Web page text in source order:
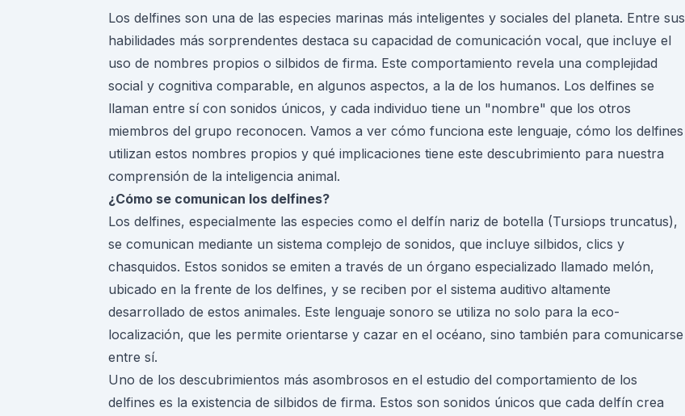
Los delfines son una de las especies marinas más inteligentes y sociales del planeta. Entre sus
habilidades más sorprendentes destaca su capacidad de comunicación vocal, que incluye el
uso de nombres propios o silbidos de firma. Este comportamiento revela una complejidad
social y cognitiva comparable, en algunos aspectos, a la de los humanos. Los delfines se
llaman entre sí con sonidos únicos, y cada individuo tiene un "nombre" que los otros
miembros del grupo reconocen. Vamos a ver cómo funciona este lenguaje, cómo los delfines
utilizan estos nombres propios y qué implicaciones tiene este descubrimiento para nuestra
comprensión de la inteligencia animal.
¿Cómo se comunican los delfines?
Los delfines, especialmente las especies como el delfín nariz de botella (Tursiops truncatus),
se comunican mediante un sistema complejo de sonidos, que incluye silbidos, clics y
chasquidos. Estos sonidos se emiten a través de un órgano especializado llamado melón,
ubicado en la frente de los delfines, y se reciben por el sistema auditivo altamente
desarrollado de estos animales. Este lenguaje sonoro se utiliza no solo para la eco-
localización, que les permite orientarse y cazar en el océano, sino también para comunicarse
entre sí.
Uno de los descubrimientos más asombrosos en el estudio del comportamiento de los
delfines es la existencia de silbidos de firma. Estos son sonidos únicos que cada delfín crea